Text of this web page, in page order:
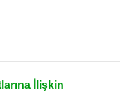
İlişkin